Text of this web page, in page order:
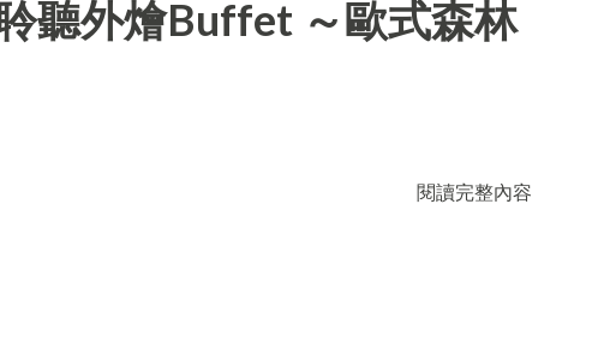
聽外燴Buffet ～歐式森林
閱讀完整內容